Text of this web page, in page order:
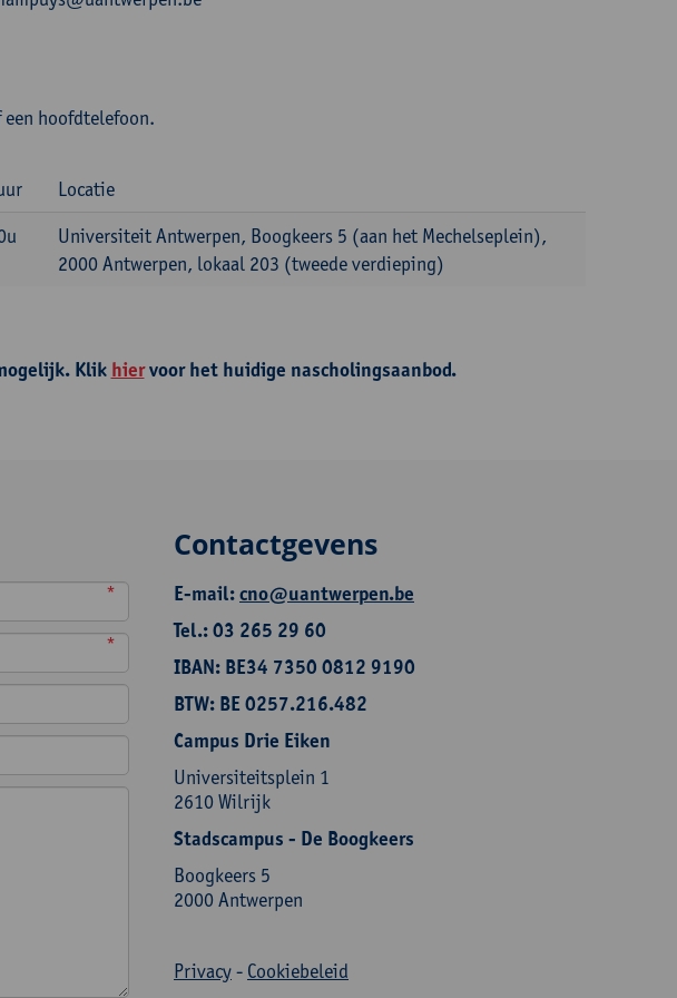
hoofdtelefoon.
Locatie
Universiteit Antwerpen, Boogkeers 5 (aan het Mechelseplein),
2000 Antwerpen, lokaal 203 (tweede verdieping)
Klik hiervoor het huidige nascholingsaanbod.
*
*
Contactgevens
E-mail:cno@uantwerpen.be
Tel.: 03 265 29 60
IBAN: BE34 7350 0812 9190
BTW: BE 0257.216.482
Campus Drie Eiken
Universiteitsplein 1
2610 Wilrijk
Stadscampus - De Boogkeers
Boogkeers 5
2000 Antwerpen
Privacy- Cookiebeleid